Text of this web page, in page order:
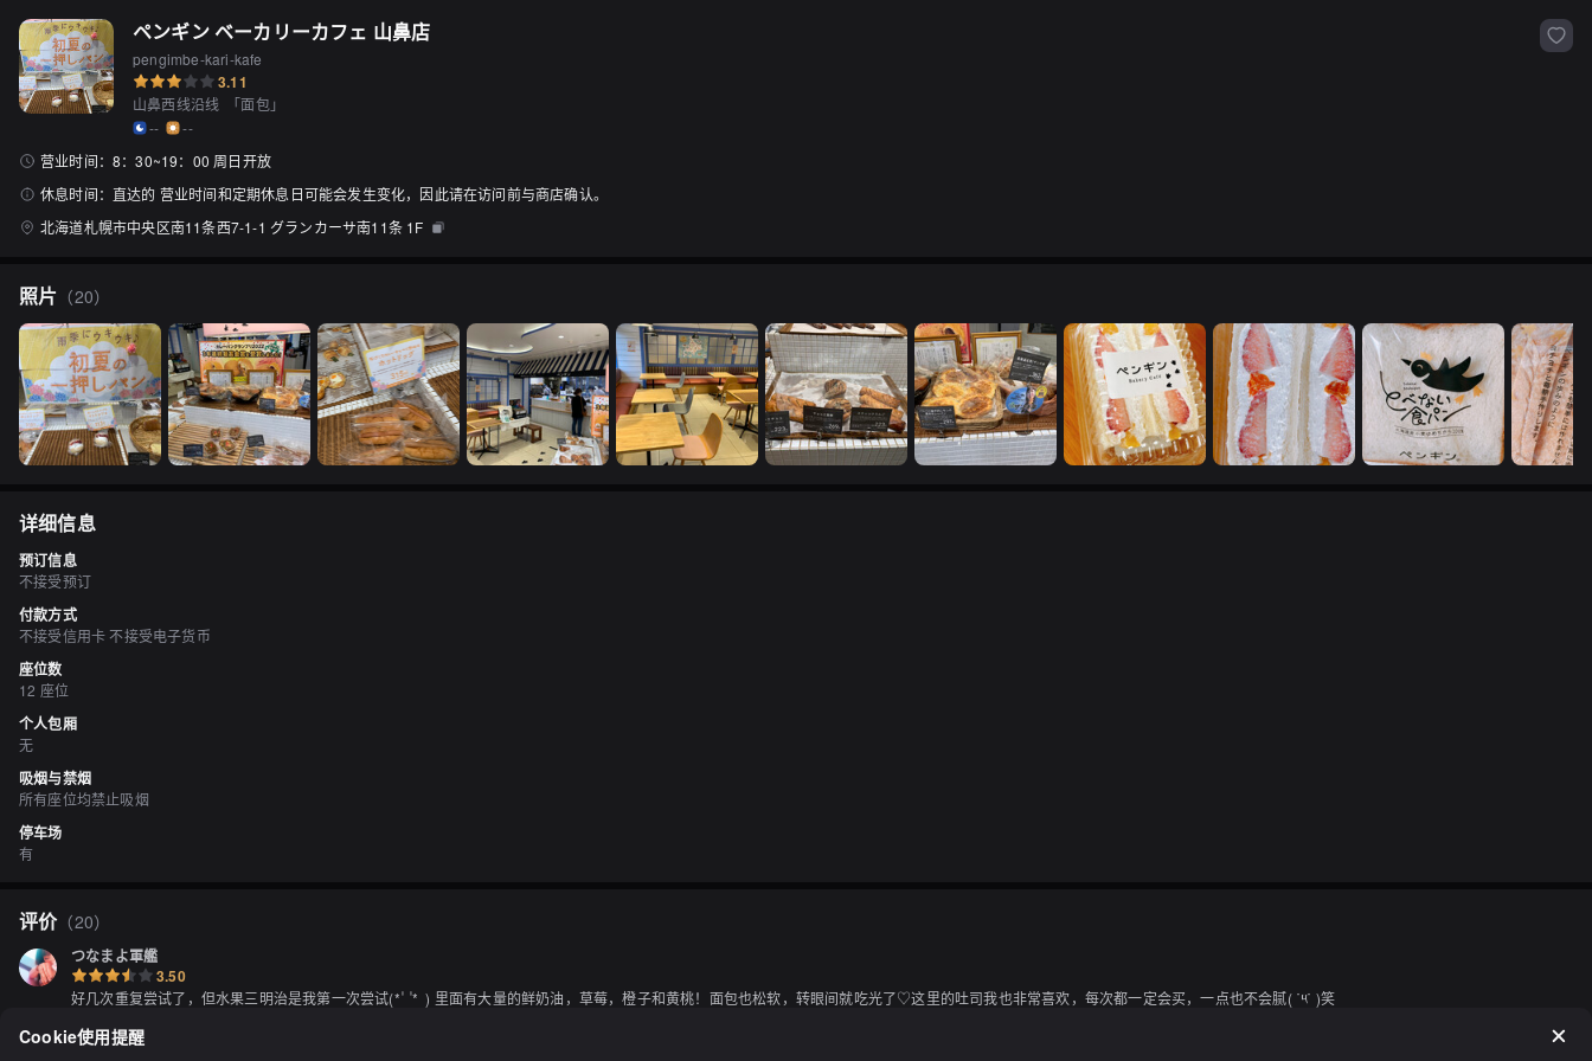
ペンギン ベーカリーカフェ 山鼻店
pengimbe-kari-kafe
3.11
山鼻西线沿线 「面包」
--
--
营业时间： 8：30~19：00 周日开放
休息时间： 直达的 营业时间和定期休息日可能会发生变化，因此请在访问前与商店确认。
北海道札幌市中央区南11条西7-1-1 グランカーサ南11条 1F
照片 （20）
详细信息
预订信息
不接受预订
付款方式
不接受信用卡 不接受电子货币
座位数
12 座位
个人包厢
无
吸烟与禁烟
所有座位均禁止吸烟
停车场
有
评价（20）
つなまよ軍艦
3.50
好几次重复尝试了，但水果三明治是我第一次尝试(* ॑  ॑*  ) 里面有大量的鲜奶油，草莓，橙子和黄桃！面包也松软，转眼间就吃光了♡这里的吐司我也非常喜欢，每次都一定会买，一点也不会腻( ˙༥˙ )笑
Cookie使用提醒